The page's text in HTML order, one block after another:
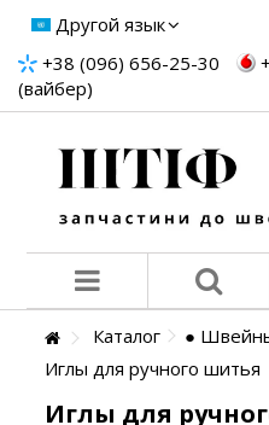
Другой язык
+38 (096) 656-25-30
(вайбер)
Каталог
●
Иглы для ручного шитья
Иглы для